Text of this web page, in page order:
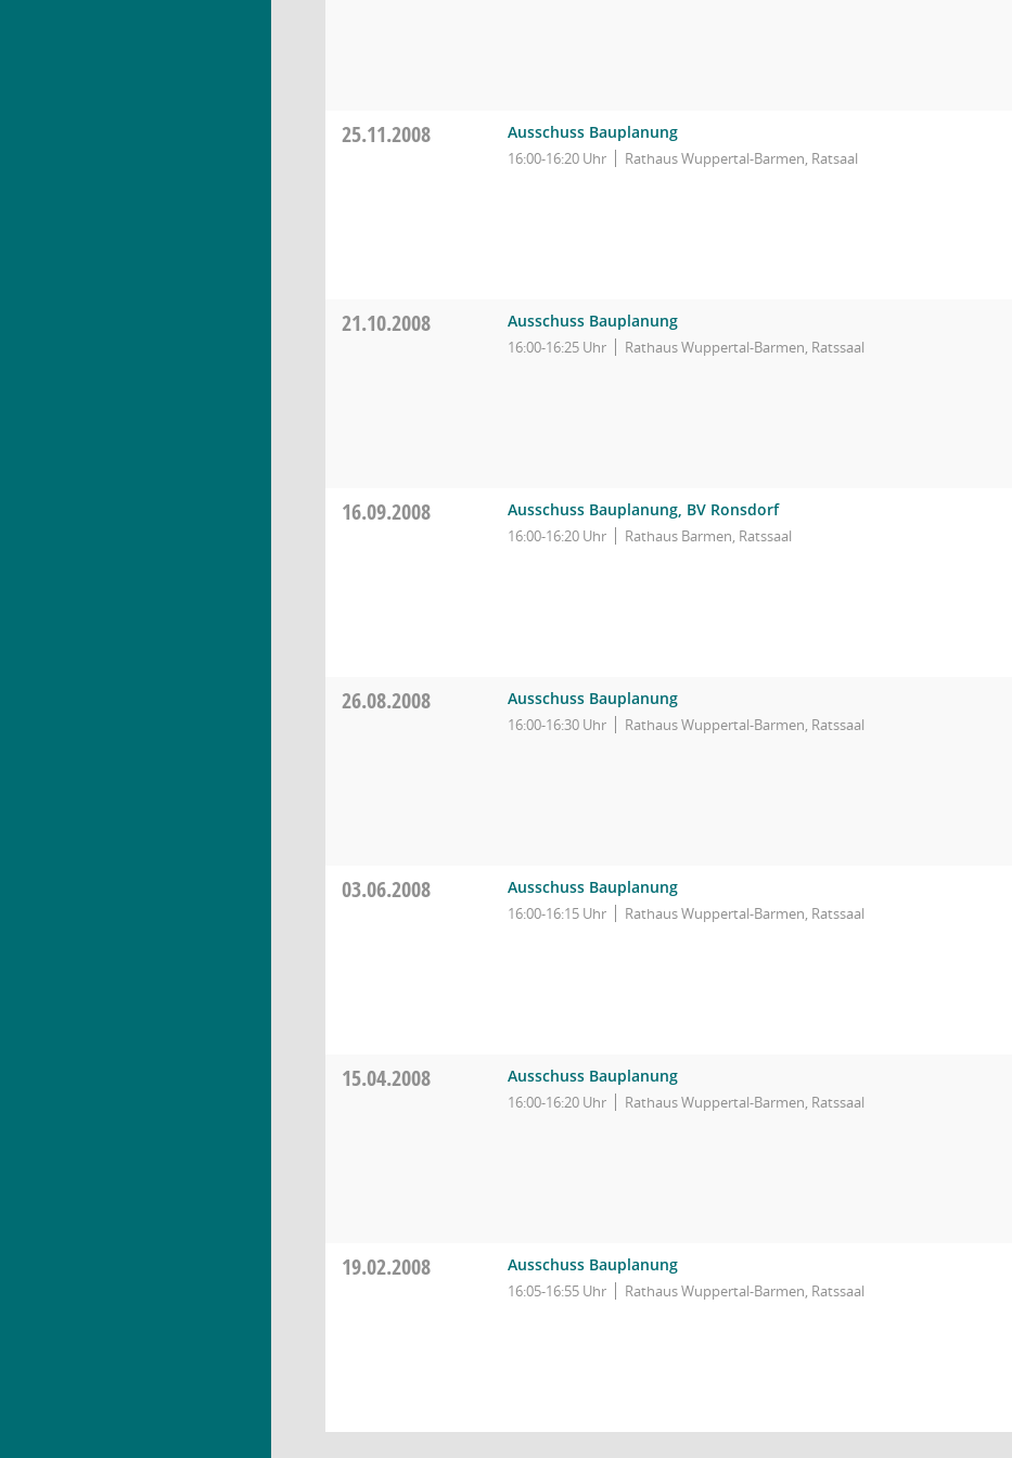
25.11.2008 Ausschuss Bauplanung
16:00-16:20 Uhr Rathaus Wuppertal-Barmen, Ratsaal
21.10.2008 Ausschuss Bauplanung
16:00-16:25 Uhr Rathaus Wuppertal-Barmen, Ratssaal
16.09.2008 Ausschuss Bauplanung, BV Ronsdorf
16:00-16:20 Uhr Rathaus Barmen, Ratssaal
26.08.2008 Ausschuss Bauplanung
16:00-16:30 Uhr Rathaus Wuppertal-Barmen, Ratssaal
03.06.2008 Ausschuss Bauplanung
16:00-16:15 Uhr Rathaus Wuppertal-Barmen, Ratssaal
15.04.2008 Ausschuss Bauplanung
16:00-16:20 Uhr Rathaus Wuppertal-Barmen, Ratssaal
19.02.2008 Ausschuss Bauplanung
16:05-16:55 Uhr Rathaus Wuppertal-Barmen, Ratssaal